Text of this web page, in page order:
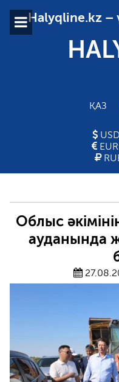
Halyqline.kz –
ҚАЗ
Облыс
ауданында